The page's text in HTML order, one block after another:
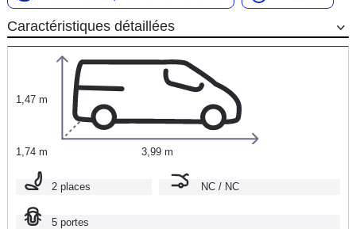
Caractéristiques détaillées
1,47 m
1,74 m 3,99 m
2 places NC / NC
5 portes